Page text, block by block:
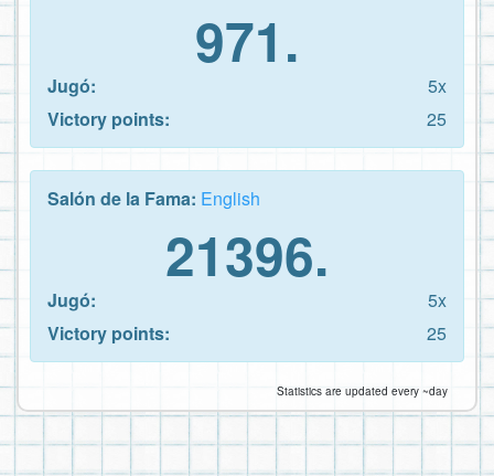
971.
Jugó:
5x
Victory points:
25
Salón de la Fama: English
21396.
Jugó:
5x
Victory points:
25
Statistics are updated every ~day